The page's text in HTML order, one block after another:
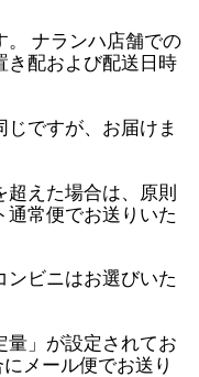
。 ナランハ店舗での
き配および配送日時
ですが、お届けま
超えた場合は、原則
通常便でお送りいた
ビニはお選びいた
量」が設定されてお
メール便でお送り